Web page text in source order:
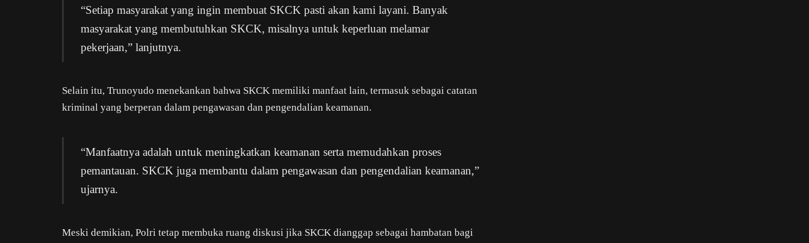
“Setiap masyarakat yang ingin membuat SKCK pasti akan kami layani. Banyak
masyarakat yang membutuhkan SKCK, misalnya untuk keperluan melamar
pekerjaan,” lanjutnya.
Selain itu, Trunoyudo menekankan bahwa SKCK memiliki manfaat lain, termasuk sebagai catatan
kriminal yang berperan dalam pengawasan dan pengendalian keamanan.
“Manfaatnya adalah untuk meningkatkan keamanan serta memudahkan proses
pemantauan. SKCK juga membantu dalam pengawasan dan pengendalian keamanan,”
ujarnya.
Meski demikian, Polri tetap membuka ruang diskusi jika SKCK dianggap sebagai hambatan bagi